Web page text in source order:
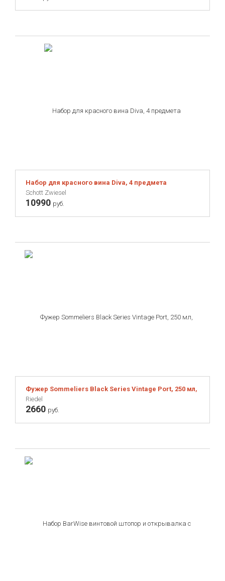
Набор для красного вина Diva, 4 предмета
Schott Zwiesel
10990 руб.
Фужер Sommeliers Black Series Vintage Port, 250 мл,
Riedel
2660 руб.